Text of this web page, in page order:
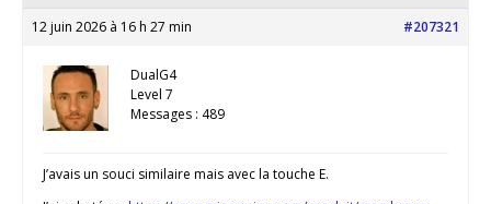
12 juin 2026 à 16 h 27 min #207321
DualG4
Level 7
Messages : 489
J’avais un souci similaire mais avec la touche E.